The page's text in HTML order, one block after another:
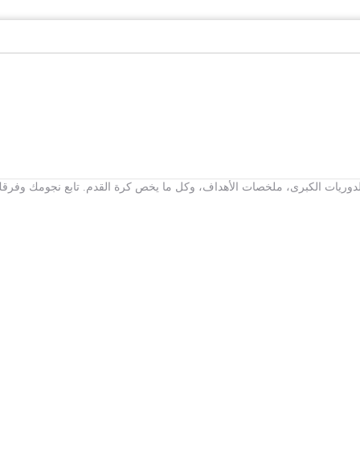
الدوريات الكبرى، ملخصات الأهداف، وكل ما يخص كرة القدم. تابع نجومك